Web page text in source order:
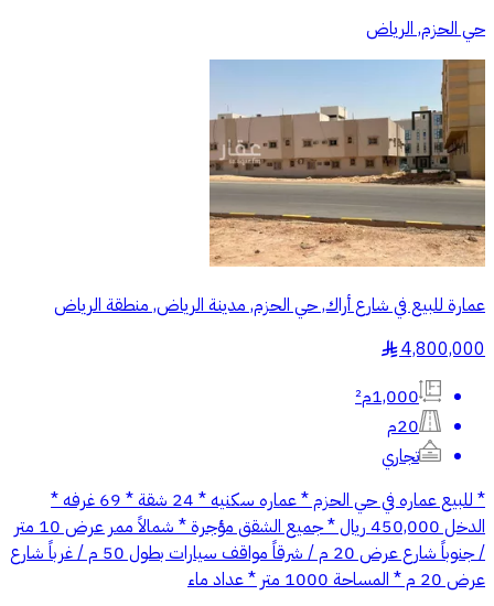
حي الحزم, الرياض
عمارة للبيع في شارع أراك, حي الحزم, مدينة الرياض, منطقة الرياض
4,800,000
§
1,000م²
20م
تجاري
* للبيع عماره في حي الحزم * عماره سكنيه * 24 شقة * 69 غرفه *
الدخل 450,000 ريال * جميع الشقق مؤجرة * شمالاً ممر عرض 10 متر
/ جنوباً شارع عرض 20 م / شرقاً مواقف سيارات بطول 50 م / غرباً شارع
عرض 20 م * المساحة 1000 متر * عداد ماء